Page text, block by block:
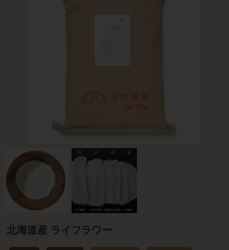
北海道産 ライフラワー